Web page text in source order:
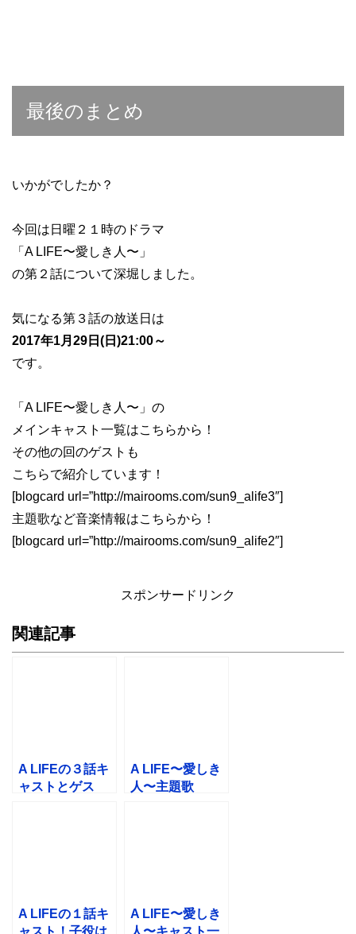
最後のまとめ
いかがでしたか？
今回は日曜２１時のドラマ
「A LIFE〜愛しき人〜」
の第２話について深堀しました。
気になる第３話の放送日は
2017年1月29日(日)21:00～
です。
「A LIFE〜愛しき人〜」の
メインキャスト一覧はこちらから！
その他の回のゲストも
こちらで紹介しています！
[blogcard url=”http://mairooms.com/sun9_alife3″]
主題歌など音楽情報はこちらから！
[blogcard url=”http://mairooms.com/sun9_alife2″]
スポンサードリンク
関連記事
A LIFEの３話キ
ャストとゲス
A LIFE〜愛しき
人〜主題歌
A LIFEの１話キ
A LIFE〜愛しき